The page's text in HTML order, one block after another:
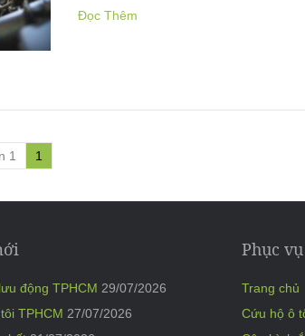
Đọc Thêm
1 1
động TPHCM 29/07/2026
TPHCM 27/07/2026
Phục vụ
Trang chủ
Cứu hộ ô